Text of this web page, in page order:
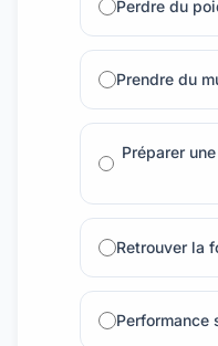
Perdre du
Prendre du
Préparer
Retrouver la
Performance